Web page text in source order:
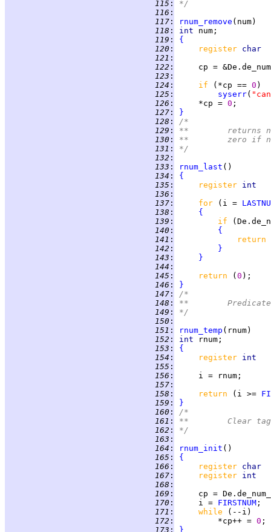
115 :
*/
116 :
117 : rnum_remove
118 : int
119 :
{
120 : register
121 :
122 :
123 :
124 : if (*cp == 0
125 : syserr(
126 :
     *cp =
0
127 :
}
128 :
/*
129 :
**
130 :
**	zero if
131 :
*/
132 :
133 : rnum_last
134 :
{
135 : register
136 :
137 : for (i =
138 :
{
139 :
if
140 :
{
141 :
return
142 :
}
143 :
}
144 :
145 : return ( 0
146 :
}
147 :
/*
148 :
**
149 :
*/
150 :
151 : rnum_temp
152 : int
153 :
{
154 : register
155 :
156 :
157 :
158 : return (i >=
159 :
}
160 :
/*
161 :
**	Clear
162 :
*/
163 :
164 : rnum_init
165 :
{
166 : register
167 : register
168 :
169 :
170 :
     i =
FIRSTNUM
171 : while
172 :
         *cp++ =
0
173 : }